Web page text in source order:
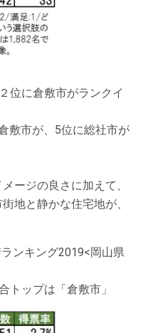
位に倉敷市がランクイ
敷市が、5位に総社市が
ージの良さに加えて、
地と静かな住宅地が、
ンキング2019<岡山県
トップは「倉敷市」